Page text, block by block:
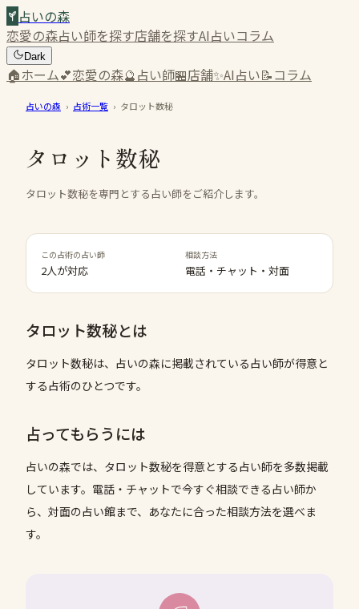
占いの森
恋愛の森占い師を探す店舗を探すAI占いコラム
Dark
🏠ホーム💕恋愛の森🔮占い師🏪店舗✨AI占い📝コラム
占いの森 › 占術一覧 › タロット数秘
タロット数秘
タロット数秘を専門とする占い師をご紹介します。
この占術の占い師
2人が対応
相談方法
電話・チャット・対面
タロット数秘とは
タロット数秘は、占いの森に掲載されている占い師が得意と
する占術のひとつです。
占ってもらうには
占いの森では、 タロット数秘を得意とする占い師を多数掲載
しています。電話・チャットで今すぐ相談できる占い師か
ら、対面の占い館まで、あなたに合った相談方法を選べま
す。